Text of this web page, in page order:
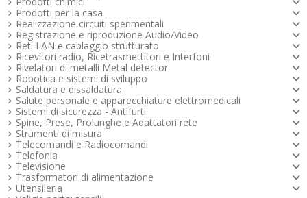
Prodotti per la casa
Realizzazione circuiti sperimentali
Registrazione e riproduzione Audio/Video
Reti LAN e cablaggio strutturato
Ricevitori radio, Ricetrasmettitori e Interfoni
Rivelatori di metalli Metal detector
Robotica e sistemi di sviluppo
Saldatura e dissaldatura
Salute personale e apparecchiature elettromedicali
Sistemi di sicurezza - Antifurti
Spine, Prese, Prolunghe e Adattatori rete
Strumenti di misura
Telecomandi e Radiocomandi
Telefonia
Televisione
Trasformatori di alimentazione
Utensileria